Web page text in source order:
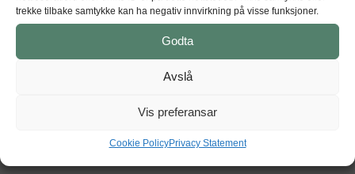
trekke tilbake samtykke kan ha negativ innvirkning på visse funksjoner.
Godta
Avslå
Vis preferansar
Cookie PolicyPrivacy Statement
Voss folkemuseum
Mølstervegen 143, 5705 Voss